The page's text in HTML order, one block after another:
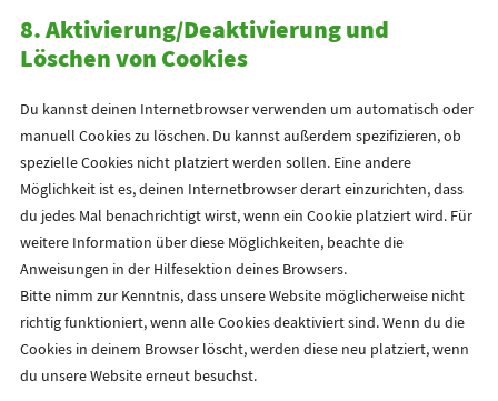
8. Aktivierung/Deaktivierung und
Löschen von Cookies
Du kannst deinen Internetbrowser verwenden um automatisch oder
manuell Cookies zu löschen. Du kannst außerdem spezifizieren, ob
spezielle Cookies nicht platziert werden sollen. Eine andere
Möglichkeit ist es, deinen Internetbrowser derart einzurichten, dass
du jedes Mal benachrichtigt wirst, wenn ein Cookie platziert wird. Für
weitere Information über diese Möglichkeiten, beachte die
Anweisungen in der Hilfesektion deines Browsers.
Bitte nimm zur Kenntnis, dass unsere Website möglicherweise nicht
richtig funktioniert, wenn alle Cookies deaktiviert sind. Wenn du die
Cookies in deinem Browser löscht, werden diese neu platziert, wenn
du unsere Website erneut besuchst.